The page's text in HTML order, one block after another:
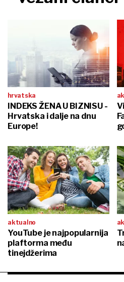
hrvatska
INDEKS ŽENA U BIZNISU -
Hrvatska i dalje na dnu
Europe!
aktualno
YouTube je najpopularnija
plaftorma među
tinejdžerima